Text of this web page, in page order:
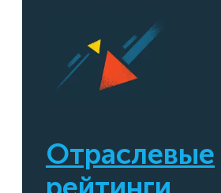
Отраслевые